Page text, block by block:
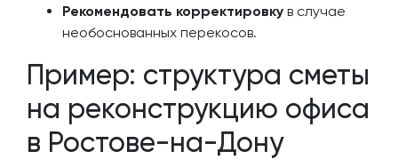
Рекомендовать корректировку в случае
необоснованных перекосов.
Пример: структура сметы
на реконструкцию офиса
в Ростове-на-Дону